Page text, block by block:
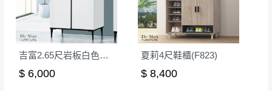
。
其它注意事項
本司貨車運送如因路況不佳、天候惡劣、過於偏遠之
山區內等，或收貨地點搬運過於困難等因素，導致無
詳細尺寸以實品為主。
非因本公司問題而需退換貨，請於收到貨7日
內通知客服人員(Line@ ID：@dershin)，並
須保持商品全新狀態與完整包裝。鑑賞期間
若發生非本司因素致使之汙損破壞，恕無法
吉富2.65尺岩板白色鞋櫃(X-2537)
$ 6,000
夏莉4尺鞋櫃(F823)
$ 8,400